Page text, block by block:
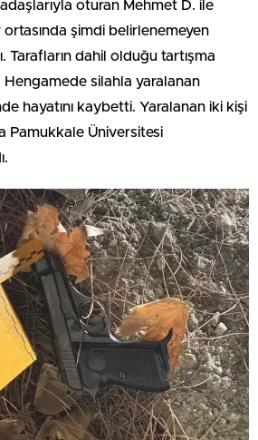
oturan Mehmet D. ile
şimdi belirlenemeyen
Tarafların dahil olduğu tartışma
silahla yaralanan
hayatını kaybetti. Yaralanan iki kişi
Pamukkale Üniversitesi